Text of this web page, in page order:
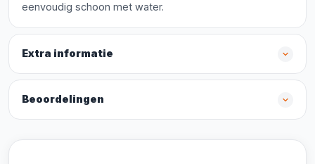
eenvoudig schoon met water.
Extra informatie
Beoordelingen